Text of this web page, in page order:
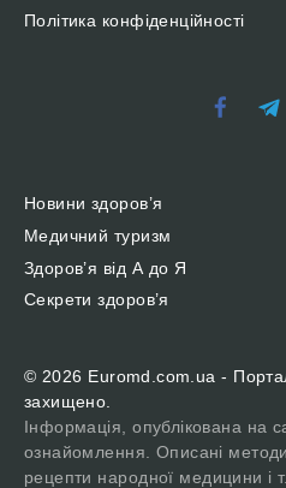
Політика конфіденційності
Новини здоров’я
Медичний туризм
Здоров’я від А до Я
Секрети здоров’я
© 2026 Euromd.com.ua -
захищено.
Інформація, опублікована на
ознайомлення. Описані методи
рецепти народної медицини і